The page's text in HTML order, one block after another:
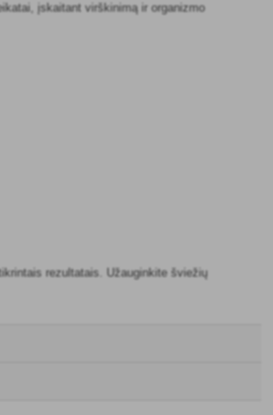
įskaitant virškinimą ir organizmo
rezultatais. Užauginkite šviežių